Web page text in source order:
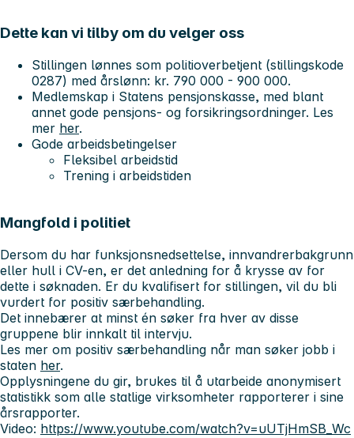
Dette kan vi tilby om du velger oss
Stillingen lønnes som politioverbetjent (stillingskode
0287) med årslønn: kr. 790 000 - 900 000.
Medlemskap i Statens pensjonskasse, med blant
annet gode pensjons- og forsikringsordninger. Les
mer her.
Gode arbeidsbetingelser
Fleksibel arbeidstid
Trening i arbeidstiden
Mangfold i politiet
Dersom du har funksjonsnedsettelse, innvandrerbakgrunn
eller hull i CV-en, er det anledning for å krysse av for
dette i søknaden. Er du kvalifisert for stillingen, vil du bli
vurdert for positiv særbehandling.
Det innebærer at minst én søker fra hver av disse
gruppene blir innkalt til intervju.
Les mer om positiv særbehandling når man søker jobb i
staten her.
Opplysningene du gir, brukes til å utarbeide anonymisert
statistikk som alle statlige virksomheter rapporterer i sine
årsrapporter.
Video: https://www.youtube.com/watch?v=uUTjHmSB_Wc